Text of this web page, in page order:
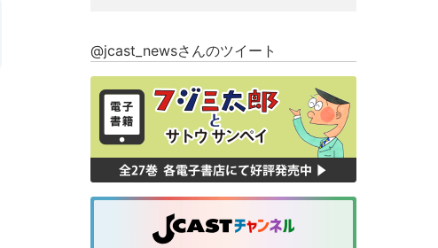
@jcast_newsさんのツイート